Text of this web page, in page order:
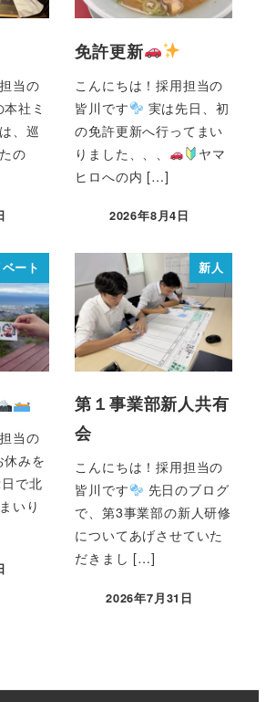
当の
社ミ
、巡
の
免許更新
こんにちは！採用担当の
皆川です
実は先日、初
の免許更新へ行ってまい
りました、、、
ヤマ
ヒロへの内 […]
2026年8月4日
ート
当の
休みを
で北
いり
新人
第１事業部新人共有
会
こんにちは！採用担当の
皆川です
先日のブログ
で、第3事業部の新人研修
についてあげさせていた
だきまし […]
2026年7月31日